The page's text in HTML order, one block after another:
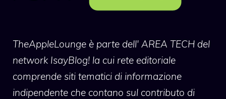
TheAppleLounge è parte dell' AREA TECH del
network IsayBlog! la cui rete editoriale
comprende siti tematici di informazione
indipendente che contano sul contributo di